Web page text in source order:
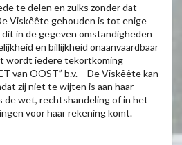
te delen en zulks zonder dat
Viskêête gehouden is tot enige
in de gegeven omstandigheden
en billijkheid onaanvaardbaar
wordt iedere tekortkoming
van OOST” b.v. – De Viskêête kan
zij niet te wijten is aan haar
de wet, rechtshandeling of in het
voor haar rekening komt.